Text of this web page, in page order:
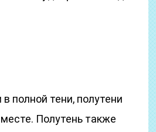
полной тени, полутени
Полутень также